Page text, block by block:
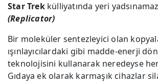
Star Trekkülliyatında yeri
(Replicator)
Bir moleküler sentezleyici olan
ışınlayıcılardaki gibi madde-enerji
teknolojisini kullanarak neredeyse
Gıdaya ek olarak karmaşık cihazlar